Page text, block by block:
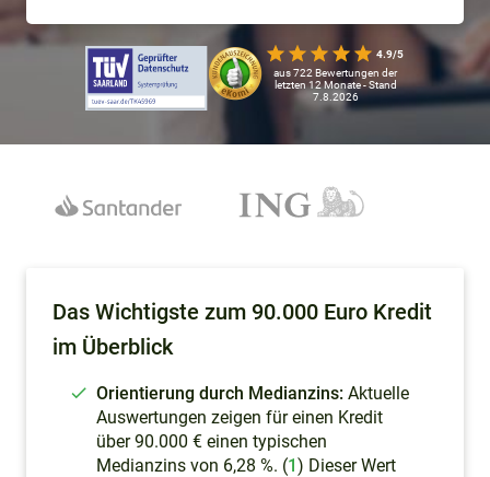
4.9/5
aus 722 Bewertungen der
letzten 12 Monate - Stand
7.8.2026
Das Wichtigste zum 90.000 Euro Kredit
im Überblick
Orientierung durch Medianzins: Aktuelle
Auswertungen zeigen für einen Kredit
über 90.000 € einen typischen
Medianzins von 6,28 %. (1) Dieser Wert